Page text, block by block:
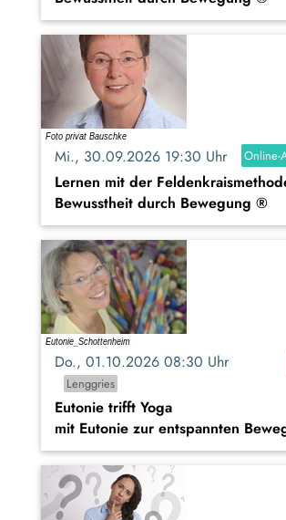
Mi., 30.09.2026 19:30 Uhr Online-
Lernen mit der
Bewusstheit durch Bewegung ®
Do., 01.10.2026 08:30 Uhr
Lenggries
Eutonie trifft Yoga
mit Eutonie zur entspannten